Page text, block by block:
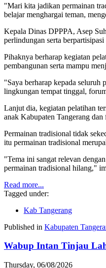
"Mari kita jadikan permainan
belajar menghargai teman,
Kepala Dinas DPPPA, Asep
perlindungan serta
Pihaknya berharap kegiatan
pembangunan serta mampu
"Saya berharap kepada seluruh
lingkungan tempat tinggal,
Lanjut dia, kegiatan pelatihan
anak Kabupaten Tangerang dan
Permainan tradisional tidak
itu permainan tradisional
"Tema ini sangat relevan
permainan tradisional hilang,"
Read more...
Tagged under:
Kab Tangerang
Published in Kabupaten
Wabup Intan Tinjau
Thursday, 06/08/2026